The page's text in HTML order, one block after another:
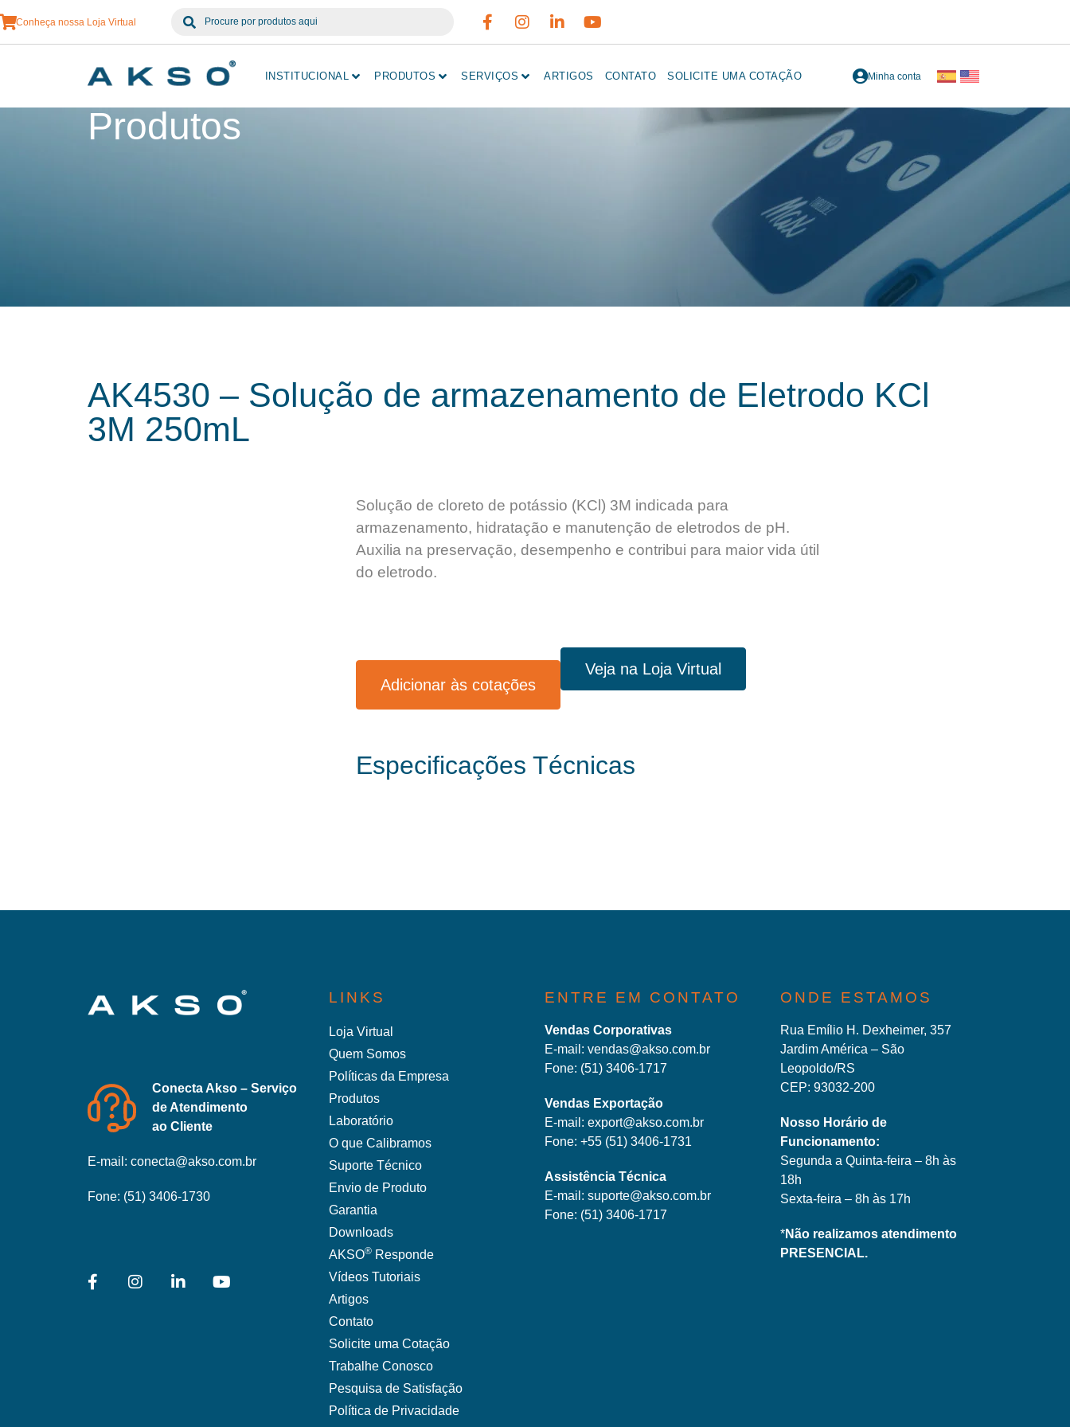
Conheça nossa Loja Virtual
INSTITUCIONAL PRODUTOS SERVIÇOS ARTIGOS CONTATO SOLICITE UMA COTAÇÃO Minha conta
Produtos
AK4530 – Solução de armazenamento de Eletrodo KCl
3M 250mL
Solução de cloreto de potássio (KCl) 3M indicada para
armazenamento, hidratação e manutenção de eletrodos de pH.
Auxilia na preservação, desempenho e contribui para maior vida útil
do eletrodo.
Adicionar às cotações
Veja na Loja Virtual
Especificações Técnicas
Conecta Akso – Serviço
de Atendimento
ao Cliente
E-mail: conecta@akso.com.br
Fone: (51) 3406-1730
LINKS
Loja Virtual
Quem Somos
Políticas da Empresa
Produtos
Laboratório
O que Calibramos
Suporte Técnico
Envio de Produto
Garantia
Downloads
AKSO® Responde
Vídeos Tutoriais
Artigos
Contato
Solicite uma Cotação
Trabalhe Conosco
Pesquisa de Satisfação
Política de Privacidade
ENTRE EM CONTATO
Vendas Corporativas
E-mail:vendas@akso.com.br
Fone: (51) 3406-1717
Vendas Exportação
E-mail:export@akso.com.br
Fone:+55 (51) 3406-1731
Assistência Técnica
E-mail:suporte@akso.com.br
Fone: (51) 3406-1717
ONDE ESTAMOS
Rua Emílio H. Dexheimer, 357
Jardim América – São
Leopoldo/RS
CEP: 93032-200
Nosso Horário de
Funcionamento:
Segunda a Quinta-feira – 8h às
18h
Sexta-feira – 8h às 17h
*Não realizamos atendimento
PRESENCIAL.